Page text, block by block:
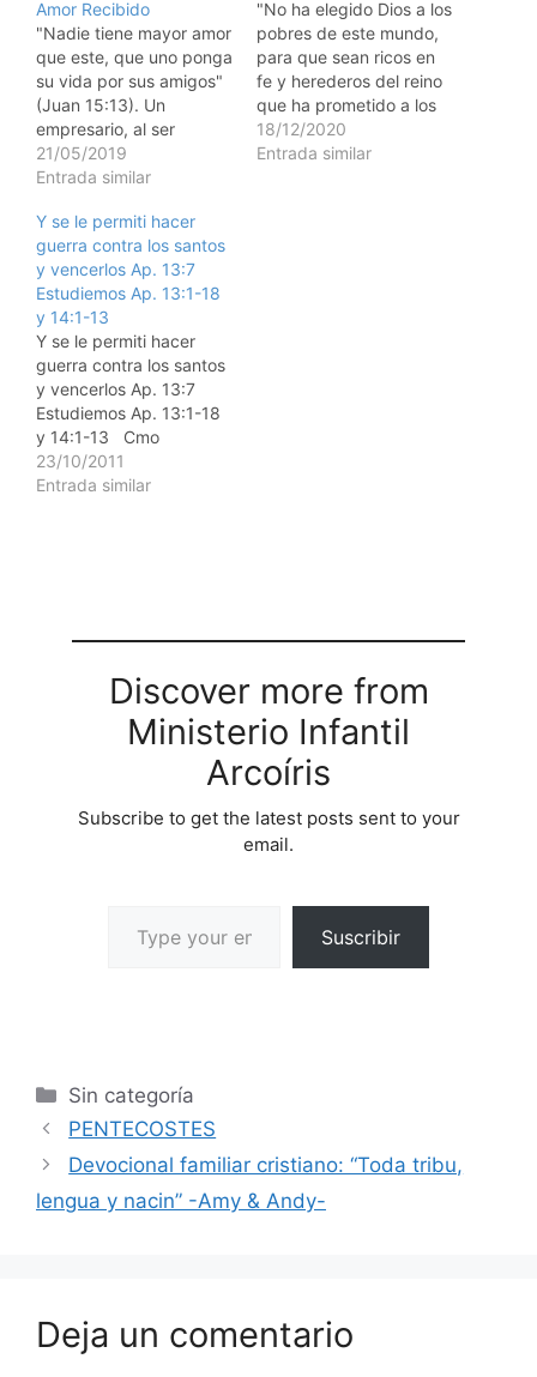
Amor Recibido
"Nadie tiene mayor amor
que este, que uno ponga
su vida por sus amigos"
(Juan 15:13). Un
empresario, al ser
evangelizado en la calle,
pregunt: "Y cunto tengo
esa bendicin que me
ofrece?" El evangelista
respondi: "Nada, la
bendicin de Cristo es
gratuita". El empresario
pregunt:…
21/05/2019
Entrada similar
"No ha elegido Dios a los
pobres de este mundo,
para que sean ricos en
fe y herederos del reino
que ha prometido a los
que le aman?" (Santiago
2:5) "El hombre es ms
18/12/2020
Entrada similar
Y se le permiti hacer
guerra contra los santos
y vencerlos Ap. 13:7
Estudiemos Ap. 13:1-18
y 14:1-13
Y se le permiti hacer
guerra contra los santos
y vencerlos Ap. 13:7
Estudiemos Ap. 13:1-18
y 14:1-13 Cmo
entiendes y aplicas a tu
vida, las palabras de
23/10/2011
Entrada similar
Discover more from
Ministerio Infantil
Arcoíris
Subscribe to get the latest posts sent to your
email.
Suscribir
Sin categoría
PENTECOSTES
Devocional familiar cristiano: “Toda tribu,
lengua y nacin” -Amy & Andy-
Deja un comentario